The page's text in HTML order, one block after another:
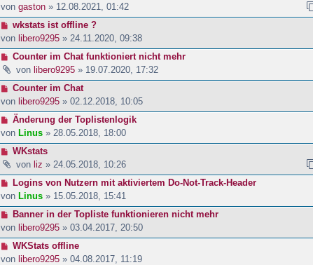
von gaston » 12.08.2021, 01:42
wkstats ist offline ?
von libero9295 » 24.11.2020, 09:38
Counter im Chat funktioniert nicht mehr
von libero9295 » 19.07.2020, 17:32
Counter im Chat
von libero9295 » 02.12.2018, 10:05
Änderung der Toplistenlogik
von Linus » 28.05.2018, 18:00
WKstats
von liz » 24.05.2018, 10:26
Logins von Nutzern mit aktiviertem Do-Not-Track-Header
von Linus » 15.05.2018, 15:41
Banner in der Topliste funktionieren nicht mehr
von libero9295 » 03.04.2017, 20:50
WKStats offline
von libero9295 » 04.08.2017, 11:19